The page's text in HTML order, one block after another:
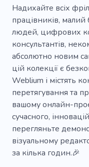
Компанія
Розробник
Коворкінг
Працівник
Цифрове
Швидка робота
Професійні
Електронною
Надихайте всіх
працівників, малий
людей, цифрових
консультантів,
абсолютно новим
цій колекції є
Weblium і містять
перетягування та
вашому онлайн-
сучасного,
перегляньте
візуальному
за кілька годин.🎉